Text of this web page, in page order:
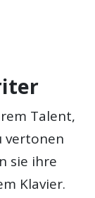
Talent,
vertonen
sie ihre
Klavier.